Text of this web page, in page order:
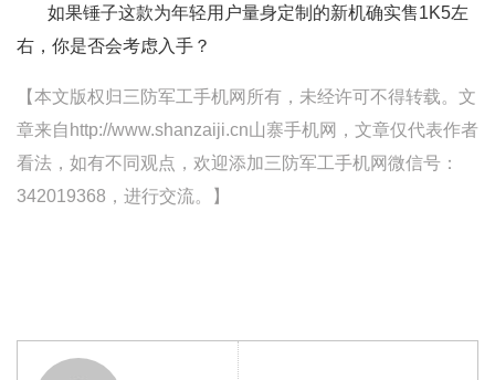
如果锤子这款为年轻用户量身定制的新机确实售1K5左
右，你是否会考虑入手？
【本文版权归三防军工手机网所有，未经许可不得转载。文
章来自http://www.shanzaiji.cn山寨手机网，文章仅代表作者
看法，如有不同观点，欢迎添加三防军工手机网微信号：
342019368，进行交流。】